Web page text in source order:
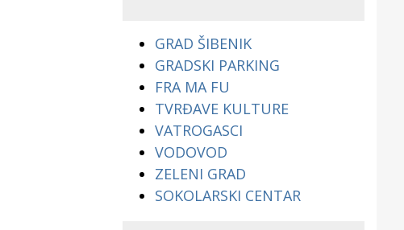
GRAD ŠIBENIK
GRADSKI PARKING
FRA MA FU
TVRĐAVE KULTURE
VATROGASCI
VODOVOD
ZELENI GRAD
SOKOLARSKI CENTAR